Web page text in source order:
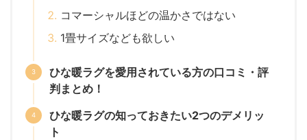
コマーシャルほどの温かさではない
1畳サイズなども欲しい
ひな暖ラグを愛用されている方の口コミ・評
判まとめ！
ひな暖ラグの知っておきたい2つのデメリッ
ト